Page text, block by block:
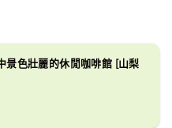
景色壯麗的休閒咖啡館 [山梨